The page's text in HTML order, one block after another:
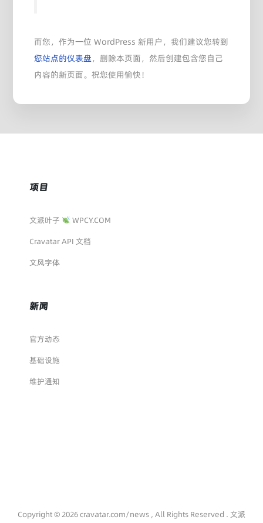
而您，作为一位 WordPress 新用户，我们建议您转到
您站点的仪表盘 ，删除本页面，然后创建包含您自己
内容的新页面。祝您使用愉快！
项目
文派叶子
WPCY.COM
Cravatar API 文档
文风字体
新闻
官方动态
基础设施
维护通知
Copyright © 2026 cravatar.com/news , All Rights Reserved . 文派